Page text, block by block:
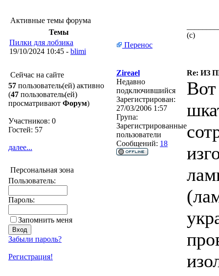
Активные темы форума
Темы
Пилки для лобзика
19/10/2024 10:45 - blimi
Сейчас на сайте
57 пользователь(ей) активно
(47 пользователь(ей)
просматривают Форум)
Участников: 0
Гостей: 57
далее...
Персональная зона
Пользователь:
Пароль:
Запомнить меня
Забыли пароль?
Регистрация!
(с)
Перенос
Zireael
Re: ИЗ
Недавно
подключившийся
Зарегистрирован:
27/03/2006 1:57
Група:
Зарегистрированные
пользователи
Сообщений: 18